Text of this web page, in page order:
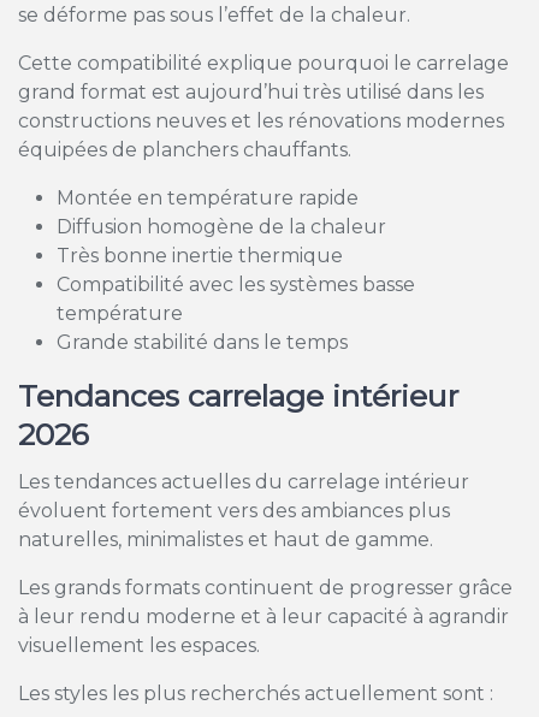
se déforme pas sous l’effet de la chaleur.
Cette compatibilité explique pourquoi le carrelage
grand format est aujourd’hui très utilisé dans les
constructions neuves et les rénovations modernes
équipées de planchers chauffants.
Montée en température rapide
Diffusion homogène de la chaleur
Très bonne inertie thermique
Compatibilité avec les systèmes basse
température
Grande stabilité dans le temps
Tendances carrelage intérieur
2026
Les tendances actuelles du carrelage intérieur
évoluent fortement vers des ambiances plus
naturelles, minimalistes et haut de gamme.
Les grands formats continuent de progresser grâce
à leur rendu moderne et à leur capacité à agrandir
visuellement les espaces.
Les styles les plus recherchés actuellement sont :